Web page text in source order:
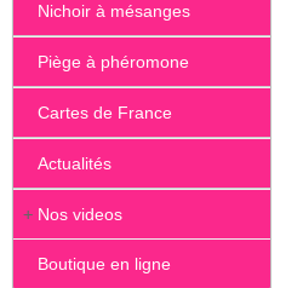
Nichoir à mésanges
Piège à phéromone
Cartes de France
Actualités
+ Nos videos
Boutique en ligne